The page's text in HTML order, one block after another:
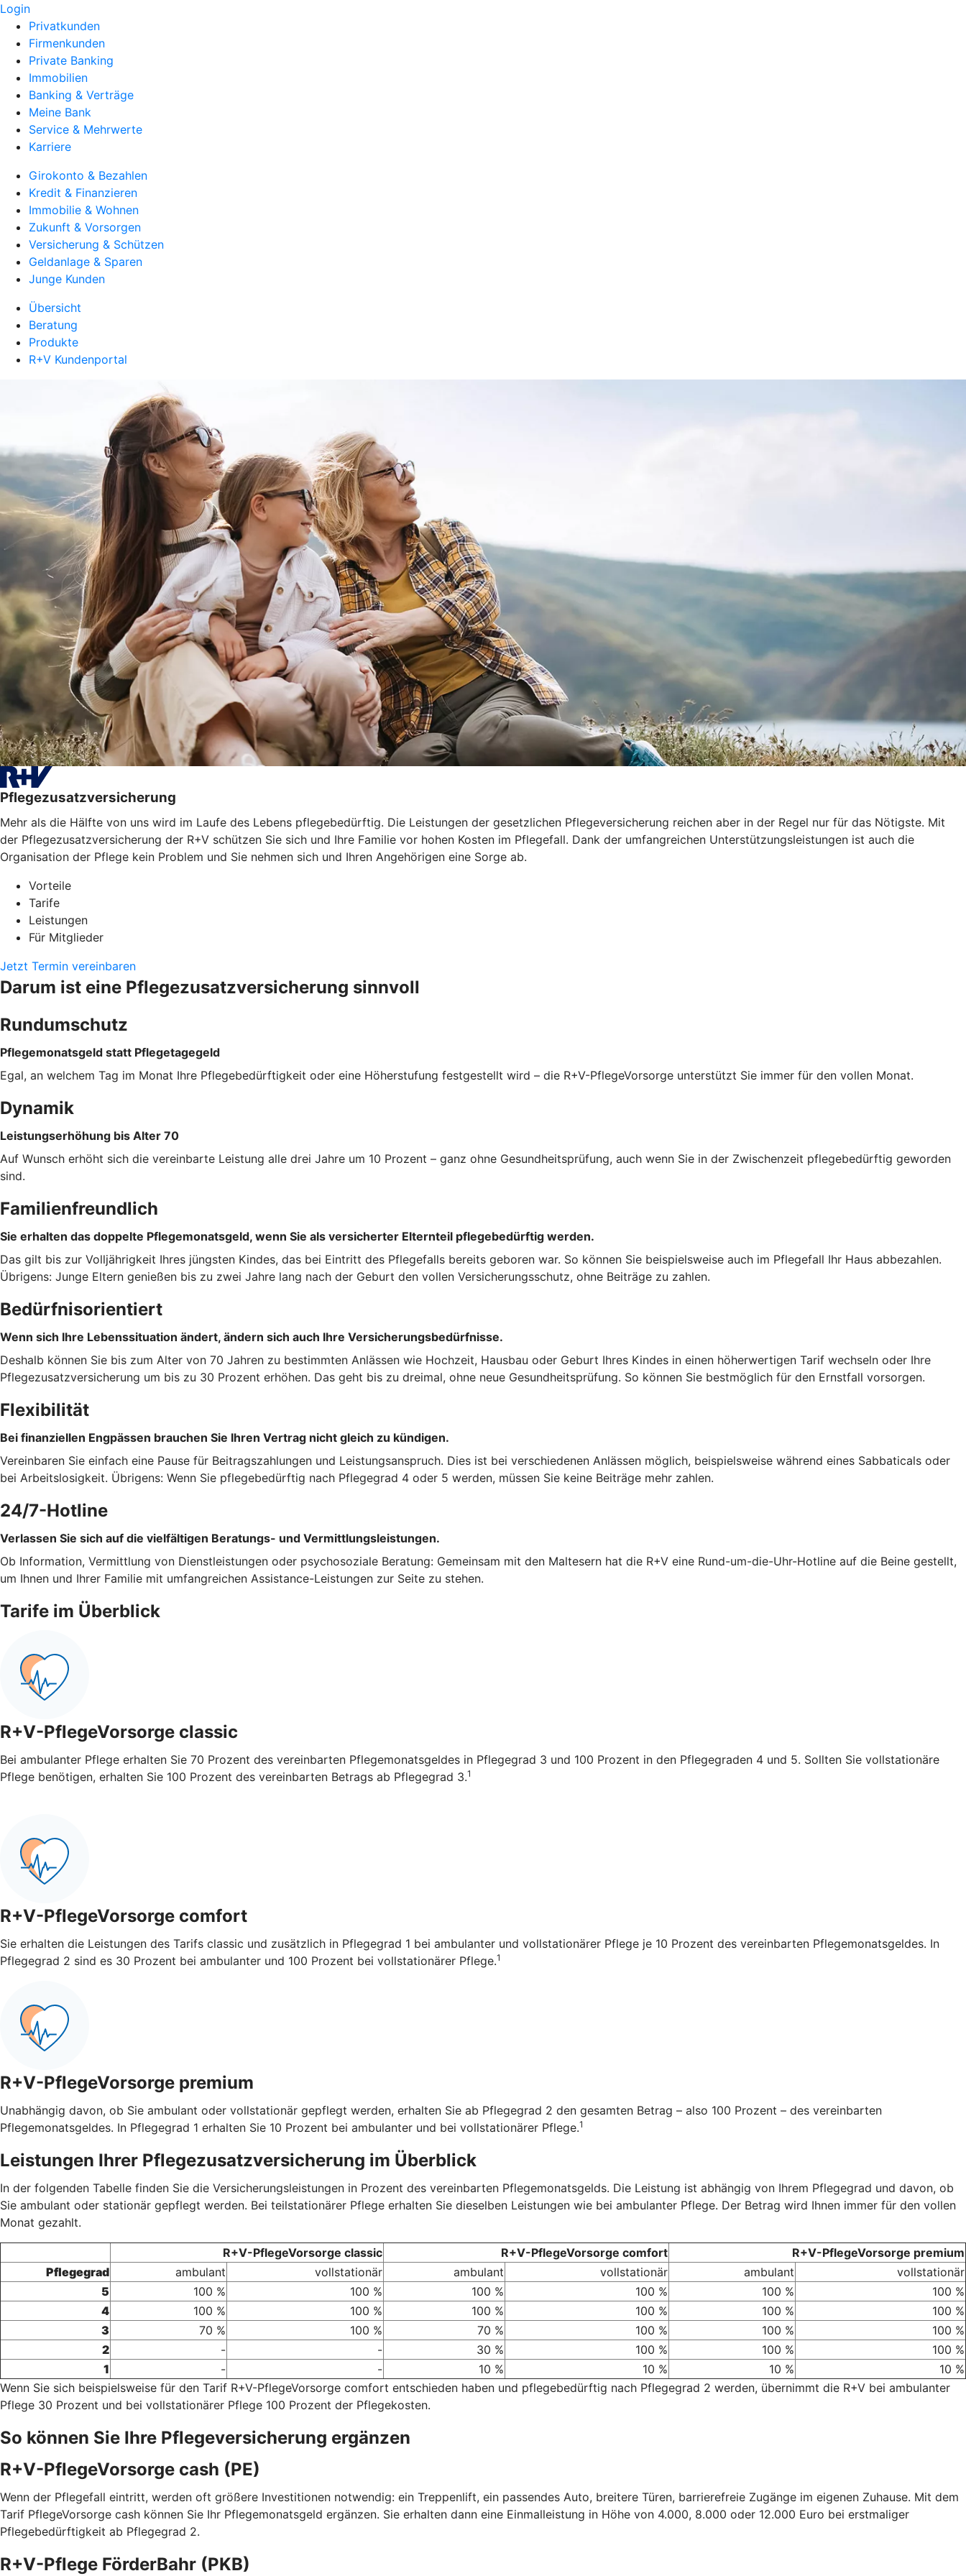
Login
Privatkunden
Firmenkunden
Private Banking
Immobilien
Banking & Verträge
Meine Bank
Service & Mehrwerte
Karriere
Girokonto & Bezahlen
Kredit & Finanzieren
Immobilie & Wohnen
Zukunft & Vorsorgen
Versicherung & Schützen
Geldanlage & Sparen
Junge Kunden
Übersicht
Beratung
Produkte
R+V Kundenportal
Pflegezusatzversicherung
Mehr als die Hälfte von uns wird im Laufe des Lebens pflegebedürftig. Die Leistungen der gesetzlichen Pflegeversicherung reichen aber in der Regel nur für das Nötigste. Mit
der Pflegezusatzversicherung der R+V schützen Sie sich und Ihre Familie vor hohen Kosten im Pflegefall. Dank der umfangreichen Unterstützungsleistungen ist auch die
Organisation der Pflege kein Problem und Sie nehmen sich und Ihren Angehörigen eine Sorge ab.
Vorteile
Tarife
Leistungen
Für Mitglieder
Jetzt Termin vereinbaren
Darum ist eine Pflegezusatzversicherung sinnvoll
Rundumschutz
Pflegemonatsgeld statt Pflegetagegeld
Egal, an welchem Tag im Monat Ihre Pflegebedürftigkeit oder eine Höherstufung festgestellt wird – die R+V-PflegeVorsorge unterstützt Sie immer für den vollen Monat.
Dynamik
Leistungserhöhung bis Alter 70
Auf Wunsch erhöht sich die vereinbarte Leistung alle drei Jahre um 10 Prozent – ganz ohne Gesundheitsprüfung, auch wenn Sie in der Zwischenzeit pflegebedürftig geworden
sind.
Familienfreundlich
Sie erhalten das doppelte Pflegemonatsgeld, wenn Sie als versicherter Elternteil pflegebedürftig werden.
Das gilt bis zur Volljährigkeit Ihres jüngsten Kindes, das bei Eintritt des Pflegefalls bereits geboren war. So können Sie beispielsweise auch im Pflegefall Ihr Haus abbezahlen.
Übrigens: Junge Eltern genießen bis zu zwei Jahre lang nach der Geburt den vollen Versicherungsschutz, ohne Beiträge zu zahlen.
Bedürfnisorientiert
Wenn sich Ihre Lebenssituation ändert, ändern sich auch Ihre Versicherungsbedürfnisse.
Deshalb können Sie bis zum Alter von 70 Jahren zu bestimmten Anlässen wie Hochzeit, Hausbau oder Geburt Ihres Kindes in einen höherwertigen Tarif wechseln oder Ihre
Pflegezusatzversicherung um bis zu 30 Prozent erhöhen. Das geht bis zu dreimal, ohne neue Gesundheitsprüfung. So können Sie bestmöglich für den Ernstfall vorsorgen.
Flexibilität
Bei finanziellen Engpässen brauchen Sie Ihren Vertrag nicht gleich zu kündigen.
Vereinbaren Sie einfach eine Pause für Beitragszahlungen und Leistungsanspruch. Dies ist bei verschiedenen Anlässen möglich, beispielsweise während eines Sabbaticals oder
bei Arbeitslosigkeit. Übrigens: Wenn Sie pflegebedürftig nach Pflegegrad 4 oder 5 werden, müssen Sie keine Beiträge mehr zahlen.
24/7-Hotline
Verlassen Sie sich auf die vielfältigen Beratungs- und Vermittlungsleistungen.
Ob Information, Vermittlung von Dienstleistungen oder psychosoziale Beratung: Gemeinsam mit den Maltesern hat die R+V eine Rund-um-die-Uhr-Hotline auf die Beine gestellt,
um Ihnen und Ihrer Familie mit umfangreichen Assistance-Leistungen zur Seite zu stehen.
Tarife im Überblick
R+V-PflegeVorsorge classic
Bei ambulanter Pflege erhalten Sie 70 Prozent des vereinbarten Pflegemonatsgeldes in Pflegegrad 3 und 100 Prozent in den Pflegegraden 4 und 5. Sollten Sie vollstationäre
Pflege benötigen, erhalten Sie 100 Prozent des vereinbarten Betrags ab Pflegegrad 3.1
R+V-PflegeVorsorge comfort
Sie erhalten die Leistungen des Tarifs classic und zusätzlich in Pflegegrad 1 bei ambulanter und vollstationärer Pflege je 10 Prozent des vereinbarten Pflegemonatsgeldes. In
Pflegegrad 2 sind es 30 Prozent bei ambulanter und 100 Prozent bei vollstationärer Pflege.1
R+V-PflegeVorsorge premium
Unabhängig davon, ob Sie ambulant oder vollstationär gepflegt werden, erhalten Sie ab Pflegegrad 2 den gesamten Betrag – also 100 Prozent – des vereinbarten
Pflegemonatsgeldes. In Pflegegrad 1 erhalten Sie 10 Prozent bei ambulanter und bei vollstationärer Pflege.1
Leistungen Ihrer Pflegezusatzversicherung im Überblick
In der folgenden Tabelle finden Sie die Versicherungsleistungen in Prozent des vereinbarten Pflegemonatsgelds. Die Leistung ist abhängig von Ihrem Pflegegrad und davon, ob
Sie ambulant oder stationär gepflegt werden. Bei teilstationärer Pflege erhalten Sie dieselben Leistungen wie bei ambulanter Pflege. Der Betrag wird Ihnen immer für den vollen
Monat gezahlt.
R+V-PflegeVorsorge classic R+V-PflegeVorsorge comfort
R+V-PflegeVorsorge premium
Pflegegrad
ambulant vollstationär ambulant vollstationär ambulant
vollstationär
5
100 % 100 % 100 % 100 % 100 %
100 %
4
100 % 100 % 100 % 100 % 100 %
100 %
3
70 % 100 % 70 % 100 % 100 %
100 %
2
- - 30 % 100 % 100 %
100 %
1
- - 10 % 10 % 10 %
10 %
Wenn Sie sich beispielsweise für den Tarif R+V-PflegeVorsorge comfort entschieden haben und pflegebedürftig nach Pflegegrad 2 werden, übernimmt die R+V bei ambulanter
Pflege 30 Prozent und bei vollstationärer Pflege 100 Prozent der Pflegekosten.
So können Sie Ihre Pflegeversicherung ergänzen
R+V-PflegeVorsorge cash (PE)
Wenn der Pflegefall eintritt, werden oft größere Investitionen notwendig: ein Treppenlift, ein passendes Auto, breitere Türen, barrierefreie Zugänge im eigenen Zuhause. Mit dem
Tarif PflegeVorsorge cash können Sie Ihr Pflegemonatsgeld ergänzen. Sie erhalten dann eine Einmalleistung in Höhe von 4.000, 8.000 oder 12.000 Euro bei erstmaliger
Pflegebedürftigkeit ab Pflegegrad 2.
R+V-Pflege FörderBahr (PKB)